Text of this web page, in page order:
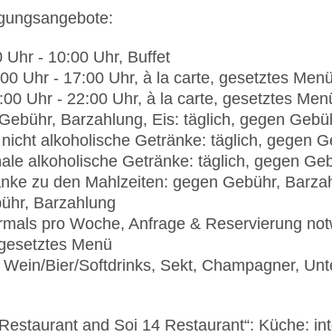
Uhr - 10:00 Uhr, Buffet
Uhr - 17:00 Uhr, à la carte, gesetztes Menü
Uhr - 22:00 Uhr, à la carte, gesetztes
Barzahlung, Eis: täglich, gegen
alkoholische Getränke: täglich, gegen
alkoholische Getränke: täglich, gegen
zu den Mahlzeiten: gegen Gebühr,
Barzahlung
pro Woche, Anfrage & Reservierung
Menü
Bier/Softdrinks, Sekt, Champagner,
and Soi 14 Restaurant“: Küche: